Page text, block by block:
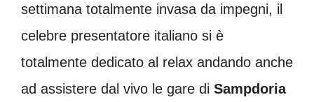
settimana totalmente invasa da impegni, il
celebre presentatore italiano si è
totalmente dedicato al relax andando anche
ad assistere dal vivo le gare di Sampdoria